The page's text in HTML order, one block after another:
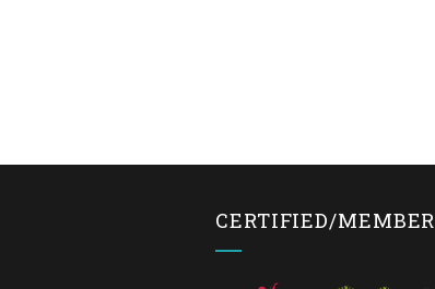
CERTIFIED/MEMBER